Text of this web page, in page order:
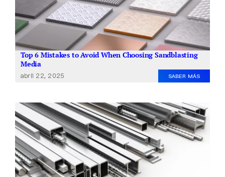
Top 6 Mistakes to Avoid When Choosing Sandblasting
Media
abril 22, 2025 SABER MÁS